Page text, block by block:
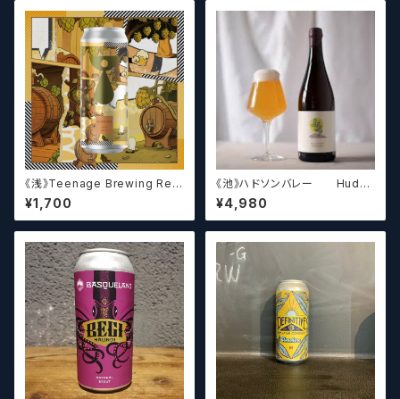
《浅》Teenage Brewing Res
urrection // レザレクション【ク
ラフトビール】
¥1,700
《池》ハドソンバレー Hudso
n Valley Blossom
¥4,980